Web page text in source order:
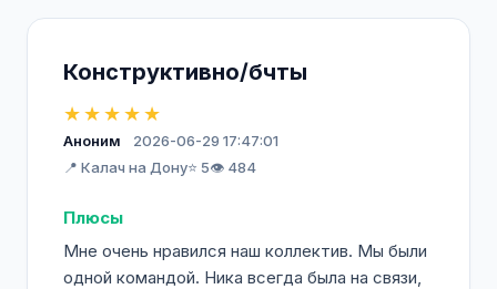
Конструктивно/бчты
★★★★★
Аноним
2026-06-29 17:47:01
📍 Калач на Дону⭐ 5👁️ 484
Плюсы
Мне очень нравился наш коллектив. Мы были
одной командой. Ника всегда была на связи,